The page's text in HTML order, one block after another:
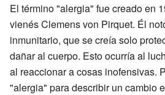
El término "alergia" fue creado en
vienés Clemens von Pirquet. Él
inmunitario, que se creía solo
dañar al cuerpo. Esto ocurría al
al reaccionar a cosas inofensivas.
"alergia" para describir un cambio